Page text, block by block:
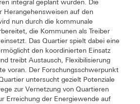
integral geplant wurden. Die
Herangehensweisen auf den
nun durch die kommunale
die Kommunen als Treiber
Das Quartier spielt dabei eine
den koordinierten Einsatz
treibt Austausch, Flexibilisierung
voran. Der Forschungsschwerpunkt
untersucht gezielt Potenziale
zur Vernetzung von Quartieren
Erreichung der Energiewende auf